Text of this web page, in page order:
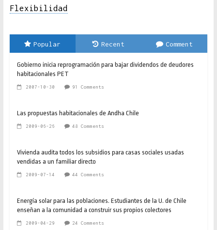
Flexibilidad
Popular Recent Comment
Gobierno inicia reprogramación para bajar dividendos de deudores
habitacionales PET
2007-10-30 91 Comments
Las propuestas habitacionales de Andha Chile
2009-06-26 48 Comments
Vivienda audita todos los subsidios para casas sociales usadas
vendidas a un familiar directo
2009-07-14 44 Comments
Energía solar para las poblaciones. Estudiantes de la U. de Chile
enseñan a la comunidad a construir sus propios colectores
2009-04-29 24 Comments